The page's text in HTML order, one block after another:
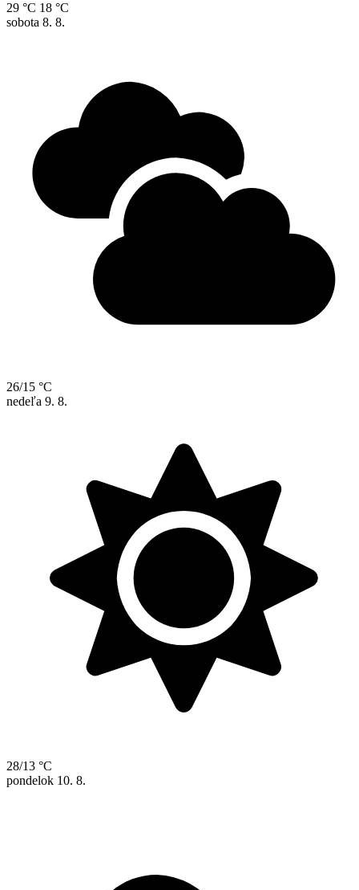
29 °C 18 °C
sobota 8. 8.
26/15 °C
nedeľa 9. 8.
28/13 °C
pondelok 10. 8.